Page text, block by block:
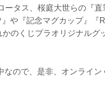
タス、桜庭大世らの『
や『記念マグカップ』『
のくじプラオリジナルグ
ので、是非、オンライン